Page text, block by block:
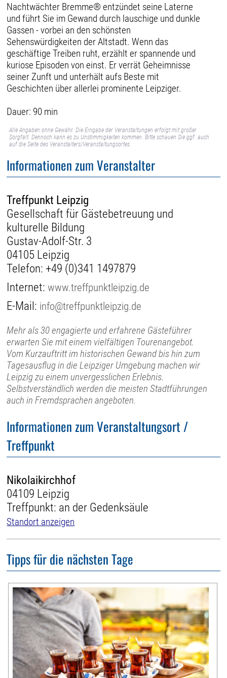
Nachtwächter Bremme® entzündet seine Laterne
und führt Sie im Gewand durch lauschige und dunkle
Gassen - vorbei an den schönsten
Sehenswürdigkeiten der Altstadt. Wenn das
geschäftige Treiben ruht, erzählt er spannende und
kuriose Episoden von einst. Er verrät Geheimnisse
seiner Zunft und unterhält aufs Beste mit
Geschichten über allerlei prominente Leipziger.
Dauer: 90 min
Alle Angaben ohne Gewähr. Die Eingabe der Veranstaltungen erfolgt mit großer
Sorgfalt. Dennoch kann es zu Unstimmigkeiten kommen. Bitte schauen Sie ggf. auch
auf die Seite des Veranstalters/Veranstaltungsortes.
Informationen zum Veranstalter
Treffpunkt Leipzig
Gesellschaft für Gästebetreuung und
kulturelle Bildung
Gustav-Adolf-Str. 3
04105 Leipzig
Telefon: +49 (0)341 1497879
Internet:www.treffpunktleipzig.de
E-Mail: info@treffpunktleipzig.de
Mehr als 30 engagierte und erfahrene Gästeführer
erwarten Sie mit einem vielfältigen Tourenangebot.
Vom Kurzauftritt im historischen Gewand bis hin zum
Tagesausflug in die Leipziger Umgebung machen wir
Leipzig zu einem unvergesslichen Erlebnis.
Selbstverständlich werden die meisten Stadtführungen
auch in Fremdsprachen angeboten.
Informationen zum Veranstaltungsort /
Treffpunkt
Nikolaikirchhof
04109 Leipzig
Treffpunkt: an der Gedenksäule
Standort anzeigen
Tipps für die nächsten Tage